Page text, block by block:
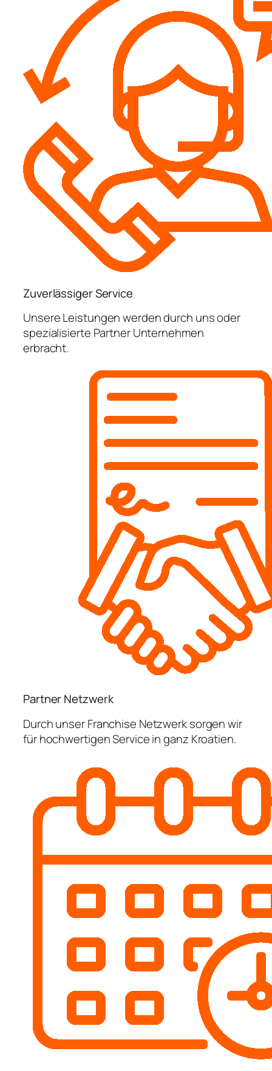
Zuverlässiger Service
Unsere Leistungen werden durch uns oder
spezialisierte Partner Unternehmen
erbracht.
Partner Netzwerk
Durch unser Franchise Netzwerk sorgen wir
für hochwertigen Service in ganz Kroatien.